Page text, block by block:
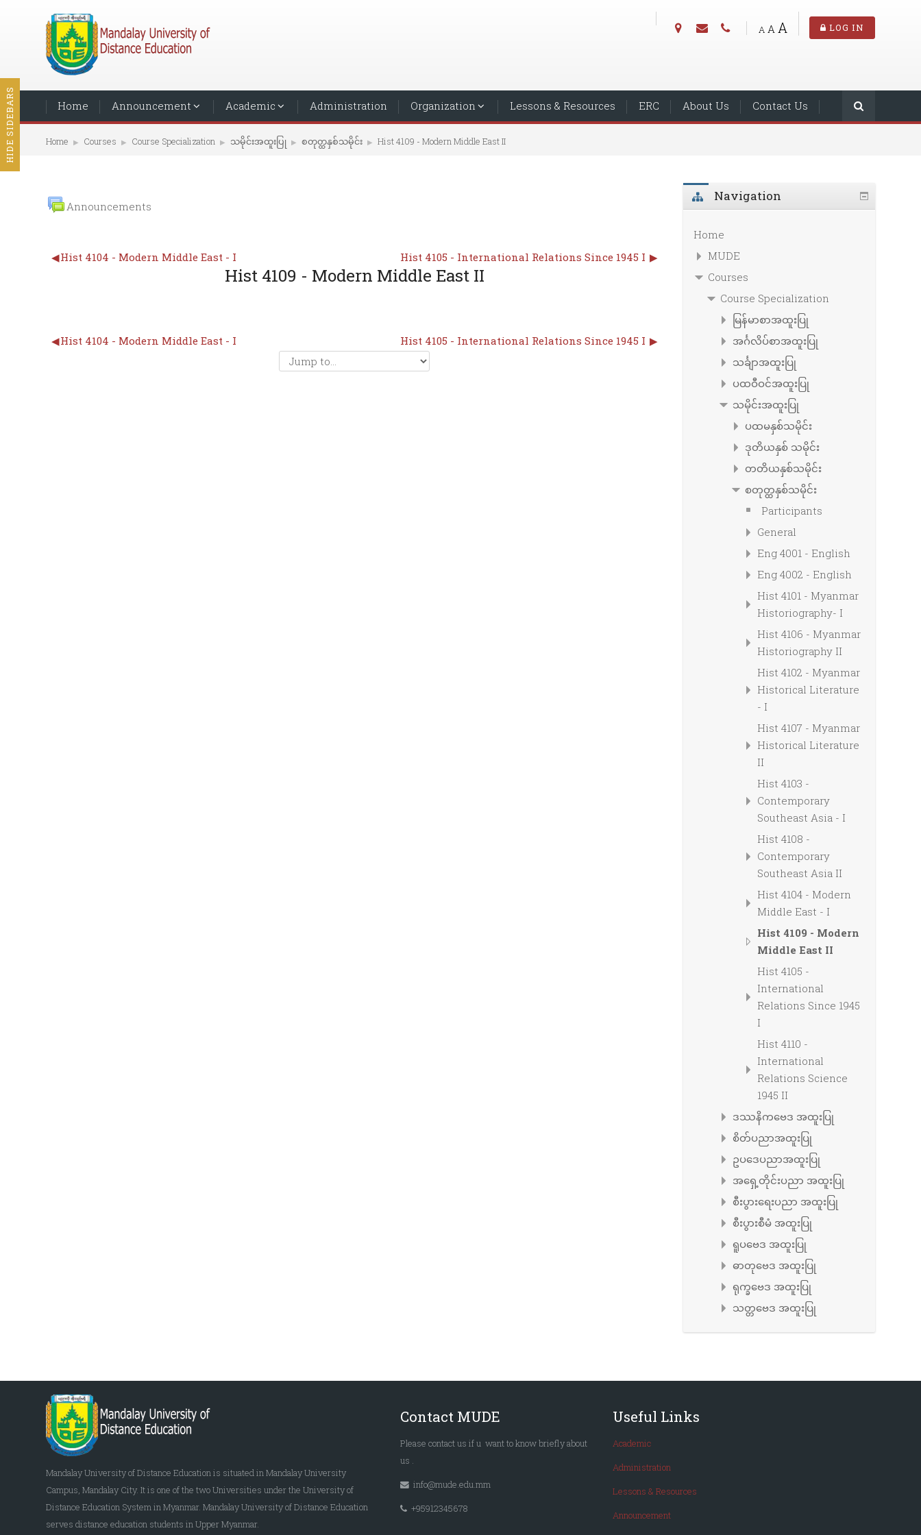
LOG IN
A A A
Home Announcement Academic Administration Organization Lessons & Resources ERC About Us Contact Us
Home ▶︎ Courses ▶︎ Course Specialization ▶︎ သမိုင်းအထူးပြု ▶︎ စတုတ္ထနှစ်သမိုင်း ▶︎ Hist 4109 - Modern Middle East II
Announcements
◀︎Hist 4104 - Modern Middle East - I Hist 4105 - International Relations Since 1945 I ▶︎
Hist 4109 - Modern Middle East II
◀︎Hist 4104 - Modern Middle East - I Hist 4105 - International Relations Since 1945 I ▶︎
Navigation
Home
MUDE
Courses
Course Specialization
မြန်မာစာအထူးပြု
အင်္ဂလိပ်စာအထူးပြု
သင်္ချာအထူးပြု
ပထဝီဝင်အထူးပြု
သမိုင်းအထူးပြု
ပထမနှစ်သမိုင်း
ဒုတိယနှစ် သမိုင်း
တတိယနှစ်သမိုင်း
စတုတ္ထနှစ်သမိုင်း
Participants
General
Eng 4001 - English
Eng 4002 - English
Hist 4101 - Myanmar
Historiography- I
Hist 4106 - Myanmar
Historiography II
Hist 4102 - Myanmar
Historical Literature
- I
Hist 4107 - Myanmar
Historical Literature
II
Hist 4103 -
Contemporary
Southeast Asia - I
Hist 4108 -
Contemporary
Southeast Asia II
Hist 4104 - Modern
Middle East - I
Hist 4109 - Modern
Middle East II
Hist 4105 -
International
Relations Since 1945
I
Hist 4110 -
International
Relations Science
1945 II
ဒဿနိကဗေဒ အထူးပြု
စိတ်ပညာအထူးပြု
ဥပဒေပညာအထူးပြု
အရှေ့တိုင်းပညာ အထူးပြု
စီးပွားရေးပညာ အထူးပြု
စီးပွားစီမံ အထူးပြု
ရူပဗေဒ အထူးပြု
ဓာတုဗေဒ အထူးပြု
ရုက္ခဗေဒ အထူးပြု
သတ္တဗေဒ အထူးပြု
Mandalay University of Distance Education is situated in Mandalay University
Campus, Mandalay City. It is one of the two Universities under the University of
Distance Education System in Myanmar. Mandalay University of Distance Education
serves distance education students in Upper Myanmar.
Contact MUDE
Please contact us if u want to know brieflyabout
us
info@mude.edu.mm
+95912345678
Useful Links
Academic
Administration
Lessons & Resources
Announcement
HIDE SIDEBARS